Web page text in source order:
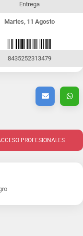
Entrega
Martes, 11 Agosto
8435252313479
PROFESIONALES